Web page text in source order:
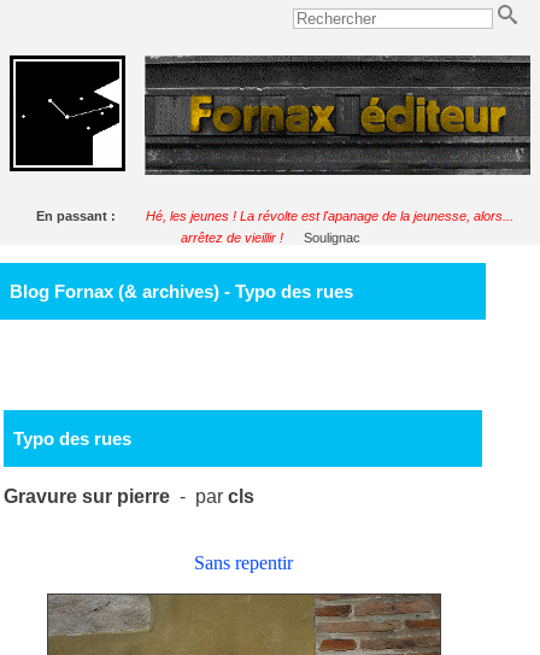
En passant :
Hé, les jeunes ! La révolte est l'apanage de la jeunesse, alors...
arrêtez de vieillir !
Soulignac
Blog Fornax (& archives) - Typo des rues
Typo des rues
Gravure sur pierre - parcls
Sans repentir